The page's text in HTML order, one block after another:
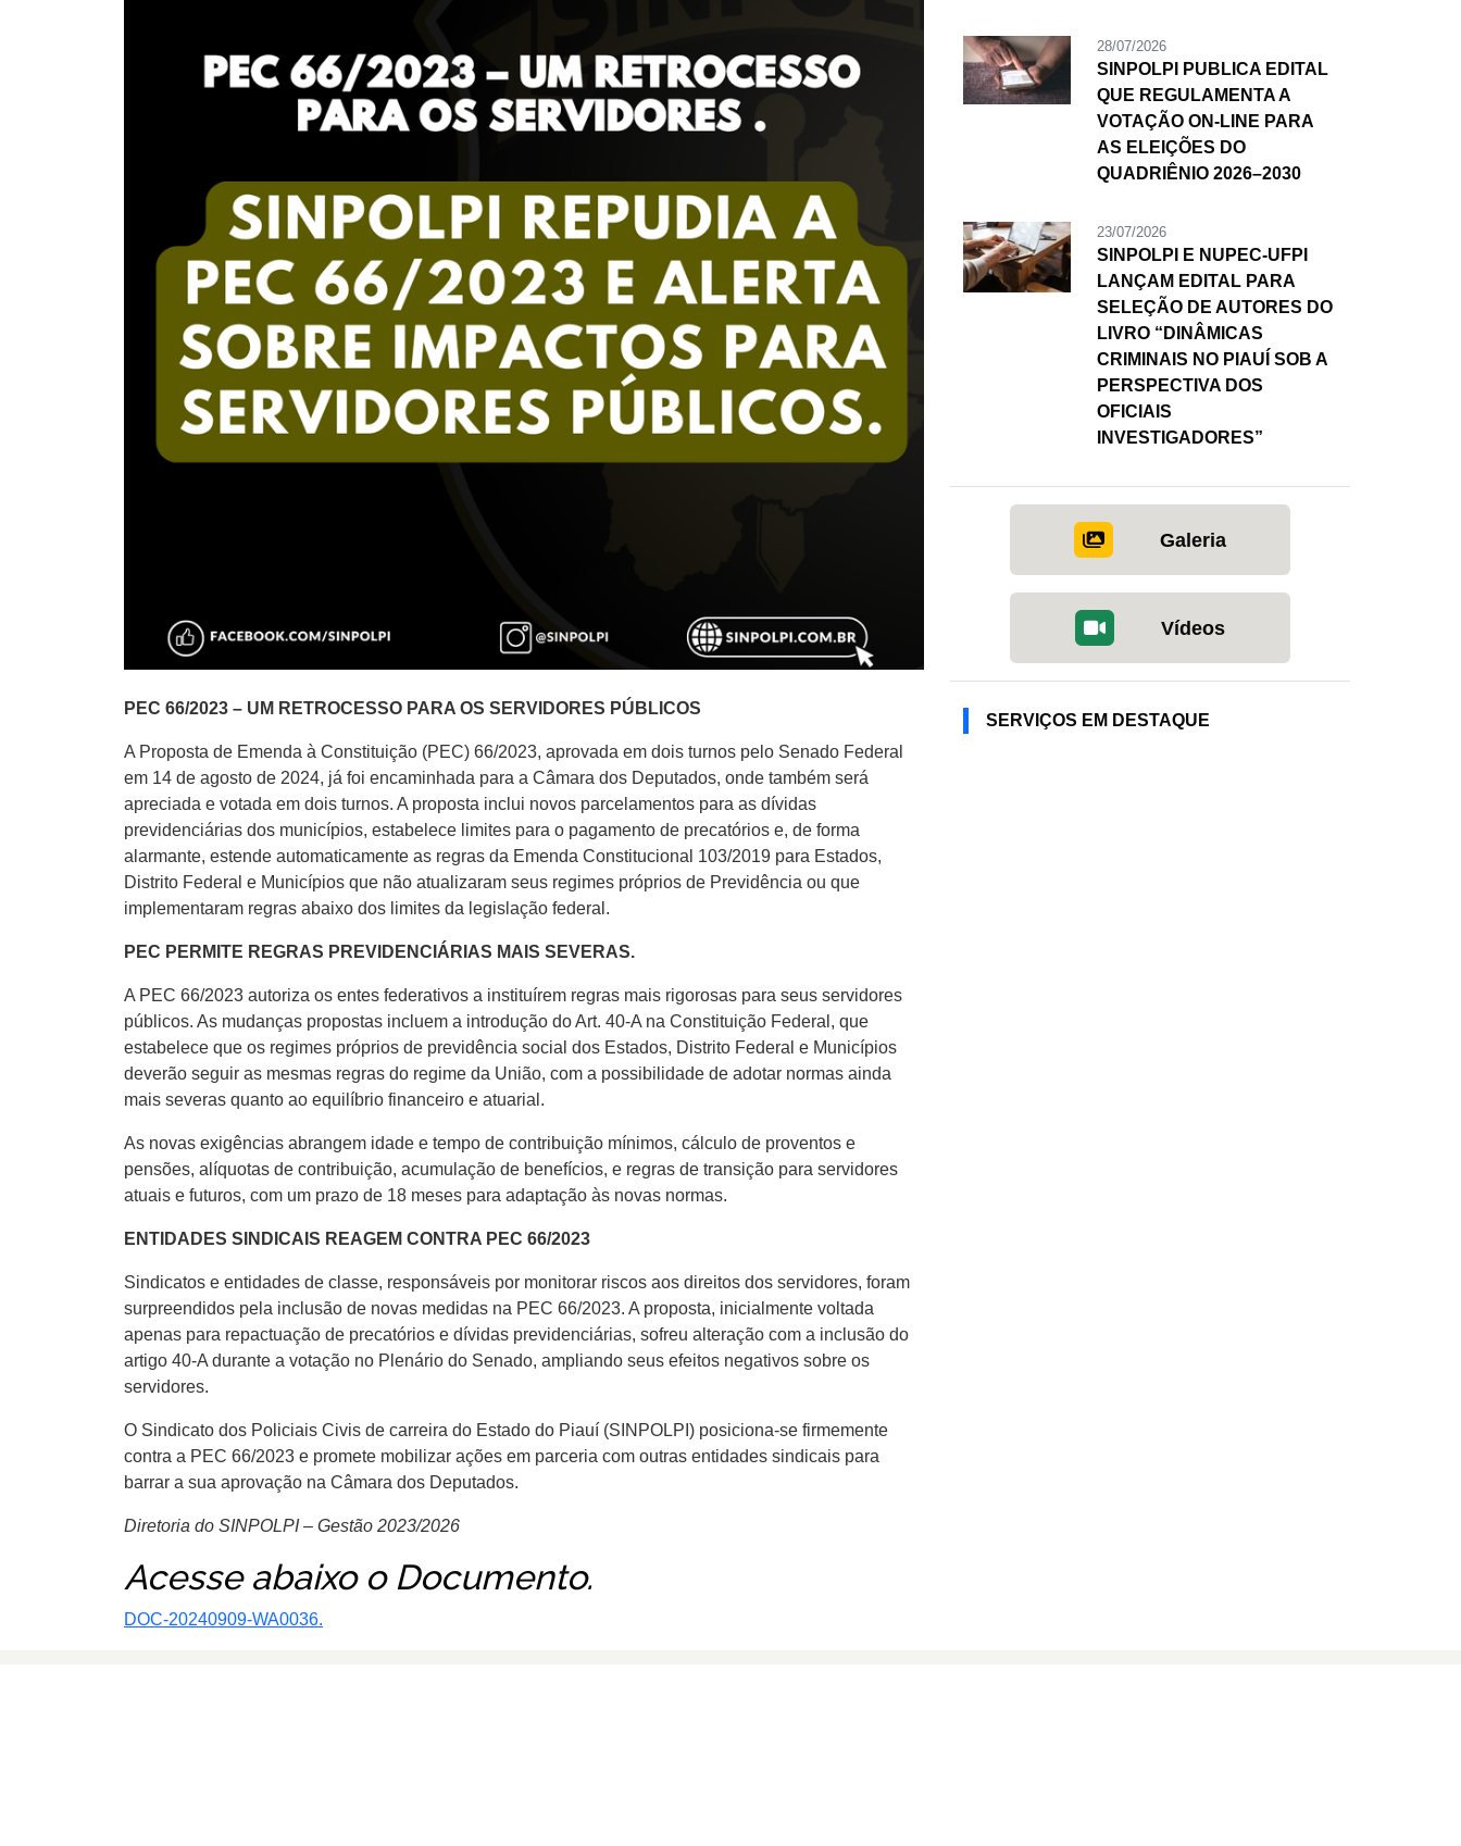
PEC 66/2023 – UM RETROCESSO PARA OS SERVIDORES PÚBLICOS
A Proposta de Emenda à Constituição (PEC) 66/2023, aprovada em dois turnos pelo Senado Federal
em 14 de agosto de 2024, já foi encaminhada para a Câmara dos Deputados, onde também será
apreciada e votada em dois turnos. A proposta inclui novos parcelamentos para as dívidas
previdenciárias dos municípios, estabelece limites para o pagamento de precatórios e, de forma
alarmante, estende automaticamente as regras da Emenda Constitucional 103/2019 para Estados,
Distrito Federal e Municípios que não atualizaram seus regimes próprios de Previdência ou que
implementaram regras abaixo dos limites da legislação federal.
PEC PERMITE REGRAS PREVIDENCIÁRIAS MAIS SEVERAS.
A PEC 66/2023 autoriza os entes federativos a instituírem regras mais rigorosas para seus servidores
públicos. As mudanças propostas incluem a introdução do Art. 40-A na Constituição Federal, que
estabelece que os regimes próprios de previdência social dos Estados, Distrito Federal e Municípios
deverão seguir as mesmas regras do regime da União, com a possibilidade de adotar normas ainda
mais severas quanto ao equilíbrio financeiro e atuarial.
As novas exigências abrangem idade e tempo de contribuição mínimos, cálculo de proventos e
pensões, alíquotas de contribuição, acumulação de benefícios, e regras de transição para servidores
atuais e futuros, com um prazo de 18 meses para adaptação às novas normas.
ENTIDADES SINDICAIS REAGEM CONTRA PEC 66/2023
Sindicatos e entidades de classe, responsáveis por monitorar riscos aos direitos dos servidores, foram
surpreendidos pela inclusão de novas medidas na PEC 66/2023. A proposta, inicialmente voltada
apenas para repactuação de precatórios e dívidas previdenciárias, sofreu alteração com a inclusão do
artigo 40-A durante a votação no Plenário do Senado, ampliando seus efeitos negativos sobre os
servidores.
O Sindicato dos Policiais Civis de carreira do Estado do Piauí (SINPOLPI) posiciona-se firmemente
contra a PEC 66/2023 e promete mobilizar ações em parceria com outras entidades sindicais para
barrar a sua aprovação na Câmara dos Deputados.
Diretoria do SINPOLPI – Gestão 2023/2026
Acesse abaixo o Documento.
DOC-20240909-WA0036.
28/07/2026
SINPOLPI PUBLICA EDITAL
QUE REGULAMENTA A
VOTAÇÃO ON-LINE PARA
AS ELEIÇÕES DO
QUADRIÊNIO 2026–2030
23/07/2026
SINPOLPI E NUPEC-UFPI
LANÇAM EDITAL PARA
SELEÇÃO DE AUTORES DO
LIVRO “DINÂMICAS
CRIMINAIS NO PIAUÍ SOB A
PERSPECTIVA DOS
OFICIAIS
INVESTIGADORES”
Galeria
Vídeos
SERVIÇOS EM DESTAQUE